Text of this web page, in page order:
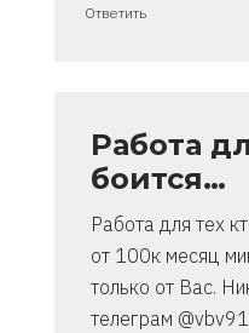
очень
от
Ответить
Работа
боится…
Работа для тех
от 100к месяц
только от Вас.
телеграм @vbv91